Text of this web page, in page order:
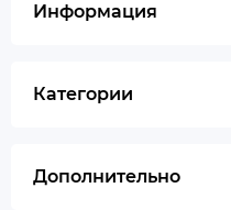
Информация
Категории
Дополнительно